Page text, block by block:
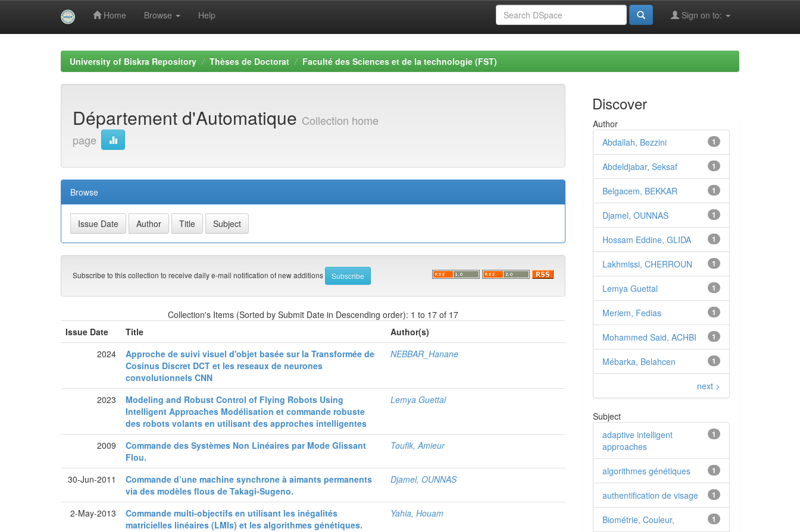
Home Browse Help Sign on to:
University of Biskra Repository Thèses de Doctorat Faculté des Sciences et de la technologie (FST)
Département d'Automatique Collection home
page
Browse
Subscribe to this collection to receive daily e-mail notification of new additions
Collection's Items (Sorted by Submit Date in Descending order): 1 to 17 of 17
Issue Date
Title
Author(s)
2024
Approche de suivi visuel d'objet basée sur la Transformée de
Cosinus Discret DCT et les reseaux de neurones
convolutionnels CNN
NEBBAR_Hanane
2023
Modeling and Robust Control of Flying Robots Using
Intelligent Approaches Modélisation et commande robuste
des robots volants en utilisant des approches intelligentes
Lemya Guettal
2009
Commande des Systèmes Non Linéaires par Mode Glissant
Flou.
Toufik, Amieur
30-Jun-2011
Commande d’une machine synchrone à aimants permanents
via des modèles flous de Takagi-Sugeno.
Djamel, OUNNAS
2-May-2013
Commande multi-objectifs en utilisant les inégalités
matricielles linéaires (LMIs) et les algorithmes génétiques.
Yahia, Houam
Discover
Author
1
Abdallah, Bezzini
1
Abdeldjabar, Seksaf
1
Belgacem, BEKKAR
1
Djamel, OUNNAS
1
Hossam Eddine, GLIDA
1
Lakhmissi, CHERROUN
1
Lemya Guettal
1
Meriem, Fedias
1
Mohammed Said, ACHBI
1
Mébarka, Belahcen
next >
Subject
1
adaptive intelligent
approaches
1
algorithmes génétiques
1
authentification de visage
1
Biométrie, Couleur,